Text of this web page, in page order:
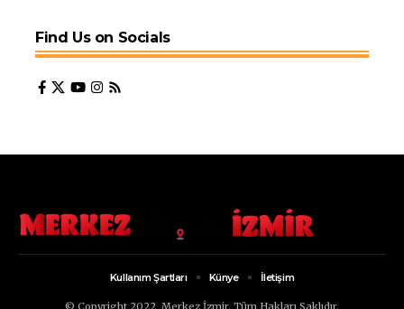
Find Us on Socials
© Copyright 2022, Merkez İzmir. Tüm Hakları Saklıdır.
Kullanım Şartları Künye İletişim